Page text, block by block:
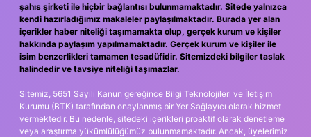
şahıs şirketi ile hiçbir bağlantısı bulunmamaktadır. Sitede yalnızca
kendi hazırladığımız makaleler paylaşılmaktadır. Burada yer alan
içerikler haber niteliği taşımamakta olup, gerçek kurum ve kişiler
hakkında paylaşım yapılmamaktadır. Gerçek kurum ve kişiler ile
isim benzerlikleri tamamen tesadüfidir. Sitemizdeki bilgiler taslak
halindedir ve tavsiye niteliği taşımazlar.
Sitemiz, 5651 Sayılı Kanun gereğince Bilgi Teknolojileri ve İletişim
Kurumu (BTK) tarafından onaylanmış bir Yer Sağlayıcı olarak hizmet
vermektedir. Bu nedenle, sitedeki içerikleri proaktif olarak denetleme
veya araştırma yükümlülüğümüz bulunmamaktadır. Ancak, üyelerimiz